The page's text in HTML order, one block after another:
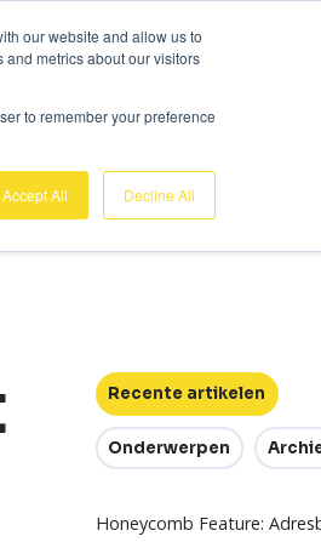
our website and allow us to
metrics about our visitors
to remember your preference
Accept All Decline All
Over ons Support
Recente artikelen
Onderwerpen
Honeycomb Feature: